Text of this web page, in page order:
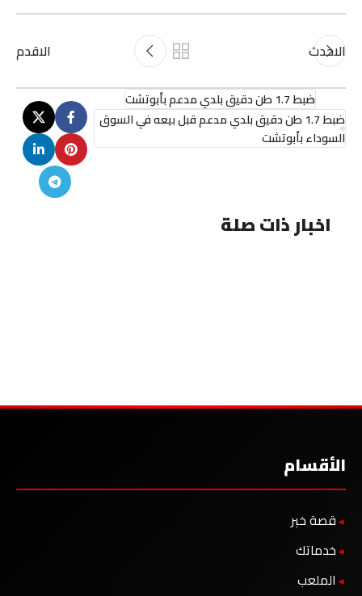
الاحدث الاقدم
ضبط 1.7 طن دقيق بلدي مدعم بأبوتشت
ضبط 1.7 طن دقيق بلدي مدعم قبل بيعه في السوق
السوداء بأبوتشت
اخبار ذات صلة
الأقسام
قصة خبر
خدماتك
الملعب